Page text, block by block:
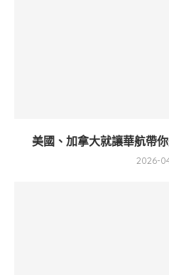
美國、加拿大就讓華航帶
2026-